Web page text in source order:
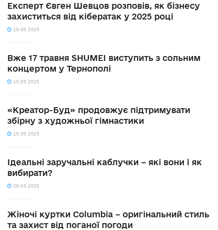
Експерт Євген Шевцов розповів, як бізнесу
захиститься від кібератак у 2025 році
19.05.2025
Вже 17 травня SHUMEI виступить з сольним
концертом у Тернополі
15.05.2025
«Креатор-Буд» продовжує підтримувати
збірну з художньої гімнастики
15.05.2025
Ідеальні заручальні каблучки – які вони і як
вибирати?
29.04.2025
Жіночі куртки Columbia – оригінальний стиль
та захист від поганої погоди